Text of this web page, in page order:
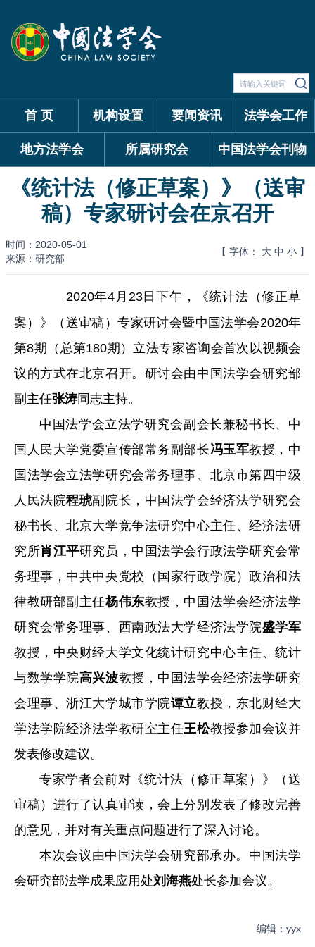
首 页 机构设置 要闻资讯 法学会工作
地方法学会 所属研究会 中国法学会刊物
《统计法（修正草案）》（送审
稿）专家研讨会在京召开
时间：2020-05-01
来源：研究部
【 字体： 大 中 小 】
2020年4月23日下午，《统计法（修正草
案）》（送审稿）专家研讨会暨中国法学会2020年
第8期（总第180期）立法专家咨询会首次以视频会
议的方式在北京召开。研讨会由中国法学会研究部
副主任张涛同志主持。
中国法学会立法学研究会副会长兼秘书长、中
国人民大学党委宣传部常务副部长冯玉军教授，中
国法学会立法学研究会常务理事、北京市第四中级
人民法院程琥副院长，中国法学会经济法学研究会
秘书长、北京大学竞争法研究中心主任、经济法研
究所肖江平研究员，中国法学会行政法学研究会常
务理事，中共中央党校（国家行政学院）政治和法
律教研部副主任杨伟东教授，中国法学会经济法学
研究会常务理事、西南政法大学经济法学院盛学军
教授，中央财经大学文化统计研究中心主任、统计
与数学学院高兴波教授，中国法学会经济法学研究
会理事、浙江大学城市学院谭立教授，东北财经大
学法学院经济法学教研室主任王松教授参加会议并
发表修改建议。
专家学者会前对《统计法（修正草案）》（送
审稿）进行了认真审读，会上分别发表了修改完善
的意见，并对有关重点问题进行了深入讨论。
本次会议由中国法学会研究部承办。中国法学
会研究部法学成果应用处刘海燕处长参加会议。
编辑：yyx